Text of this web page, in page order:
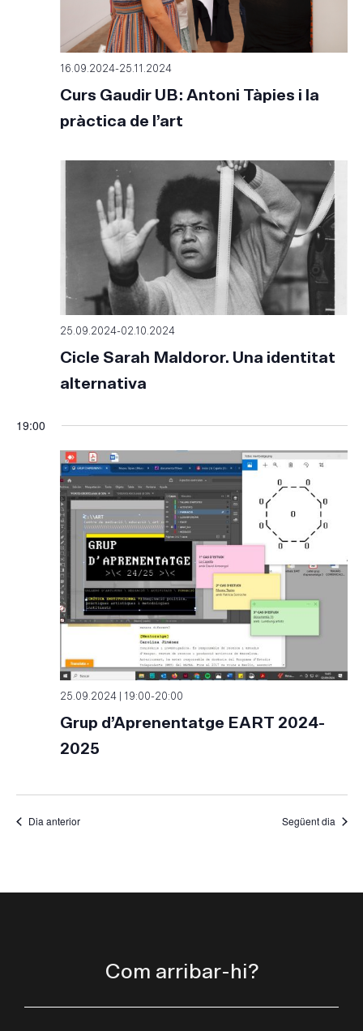
16.09.2024-25.11.2024
Curs Gaudir UB: Antoni Tàpies i la
pràctica de l’art
25.09.2024-02.10.2024
Cicle Sarah Maldoror. Una identitat
alternativa
19:00
25.09.2024 | 19:00-20:00
Grup d’Aprenentatge EART 2024-
2025
Dia anterior Següent dia
Com arribar-hi?